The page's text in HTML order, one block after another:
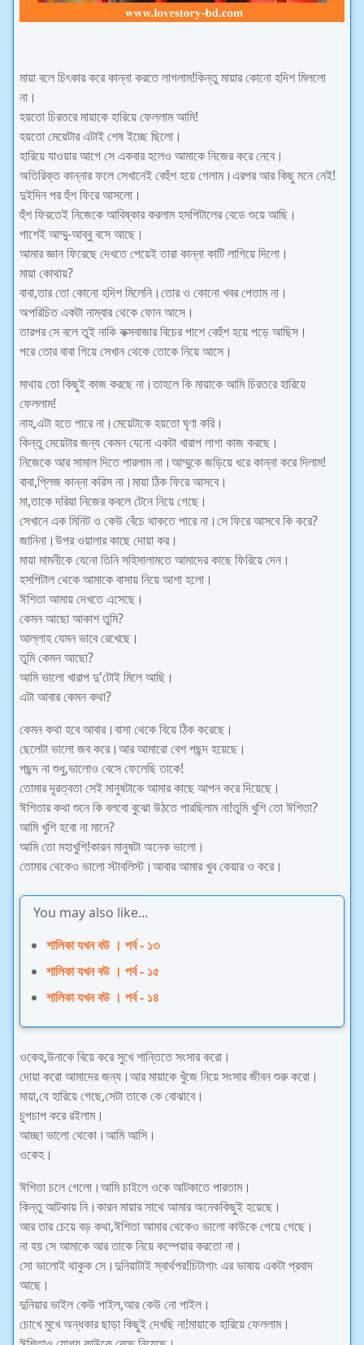
মায়া বলে চিৎকার করে কান্না করতে লাগলাম!কিন্তু মায়ার কোনো হদিশ মিললো
না।
হয়তো চিরতরে মায়াকে হারিয়ে ফেললাম আমি!
হয়তো মেয়েটার এটাই শেষ ইচ্ছে ছিলো।
হারিয়ে যাওয়ার আগে সে একবার হলেও আমাকে নিজের করে নেবে।
অতিরিক্ত কান্নার ফলে সেখানেই বেহুঁশ হয়ে গেলাম।এরপর আর কিছু মনে নেই!
দুইদিন পর হুঁশ ফিরে আসলো।
হুঁশ ফিরতেই নিজেকে আবিষ্কার করলাম হসপিটালের বেডে শুয়ে আছি।
পাশেই আম্মু-আব্বু বসে আছে।
আমার জ্ঞান ফিরেছে দেখতে পেয়েই তারা কান্না কাটি লাগিয়ে দিলো।
মায়া কোথায়?
বাবা,তার তো কোনো হদিশ মিলেনি।তোর ও কোনো খবর পেতাম না।
অপরিচিত একটা নাম্বার থেকে ফোন আসে।
তারপর সে বলে তুই নাকি কক্সবাজার বিচের পাশে বেহুঁশ হয়ে পড়ে আছিস।
পরে তোর বাবা গিয়ে সেখান থেকে তোকে নিয়ে আসে।
মাথায় তো কিছুই কাজ করছে না।তাহলে কি মায়াকে আমি চিরতরে হারিয়ে
ফেললাম!
নাহ,এটা হতে পারে না।মেয়েটাকে হয়তো ঘৃণা করি।
কিন্তু মেয়েটার জন্য কেমন যেনো একটা খারাপ লাগা কাজ করছে।
নিজেকে আর সামাল দিতে পারলাম না।আম্মুকে জড়িয়ে ধরে কান্না করে দিলাম!
বাবা,প্লিজ কান্না করিস না।মায়া ঠিক ফিরে আসবে।
মা,তাকে দরিয়া নিজের কবলে টেনে নিয়ে গেছে।
সেখানে এক মিনিট ও কেউ বেঁচে থাকতে পারে না।সে ফিরে আসবে কি করে?
জানিনা।উপর ওয়ালার কাছে দোয়া কর।
মায়া মামনীকে যেনো তিনি সহিসালামতে আমাদের কাছে ফিরিয়ে দেন।
হসপিটাল থেকে আমাকে বাসায় নিয়ে আশা হলো।
ঈশিতা আমায় দেখতে এসেছে।
কেমন আছো আকাশ তুমি?
আল্লাহ যেমন ভাবে রেখেছে।
তুমি কেমন আছো?
আমি ভালো খারাপ দু'টোই মিলে আছি।
এটা আবার কেমন কথা?
কেমন কথা হবে আবার।বাসা থেকে বিয়ে ঠিক করেছে।
ছেলেটা ভালো জব করে।আর আমারো বেশ পছন্দ হয়েছে।
পছন্দ না শুধু,ভালোও বেসে ফেলেছি তাকে!
তোমার দূরত্বতা সেই মানুষটাকে আমার কাছে আপন করে দিয়েছে।
ঈশিতার কথা শুনে কি বলবো বুঝো উঠতে পারছিলাম না!তুমি খুশি তো ঈশিতা?
আমি খুশি হবো না মানে?
আমি তো মহাখুশি!কারন মানুষটা অনেক ভালো।
তোমার থেকেও ভালো স্টাবলিস্ট।আবার আমার খুব কেয়ার ও করে।
You may also like...
শালিকা যখন বউ । পর্ব - ১৩
শালিকা যখন বউ । পর্ব - ১৫
শালিকা যখন বউ । পর্ব - ১৪
ওকেহ,উনাকে বিয়ে করে সুখে শান্তিতে সংসার করো।
দোয়া করো আমাদের জন্য।আর মায়াকে খুঁজে নিয়ে সংসার জীবন শুরু করো।
মায়া,যে হারিয়ে গেছে,সেটা তাকে কে বোঝাবে।
চুপচাপ করে রইলাম।
আচ্ছা ভালো থেকো।আমি আসি।
ওকেহ।
ঈশিতা চলে গেলো।আমি চাইলে ওকে আটকাতে পারতাম।
কিন্তু আটকায় নি।কারন মায়ার সাথে আমার অনেককিছুই হয়েছে।
আর তার চেয়ে বড় কথা,ঈশিতা আমার থেকেও ভালো কাউকে পেয়ে গেছে।
না হয় সে আমাকে আর তাকে নিয়ে কম্পেয়ার করতো না।
সো ভালোই থাকুক সে।দুনিয়াটাই স্বার্থপর!চিটাগাং এর ভাষায় একটা প্রবাদ
আছে।
দুনিয়ার ভাইল কেউ পাইল,আর কেউ নো পাইল।
চোখে মুখে অন্ধকার ছাড়া কিছুই দেখছি না!মায়াকে হারিয়ে ফেললাম।